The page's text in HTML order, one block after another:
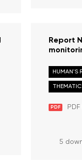
Report
rights
from
context
period
PDF
HUMAN'S
THEMATIC
5